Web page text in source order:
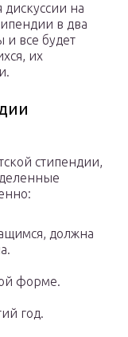
дискуссии на
в два
и все будет
их
стипендии,
должна
форме.
год.